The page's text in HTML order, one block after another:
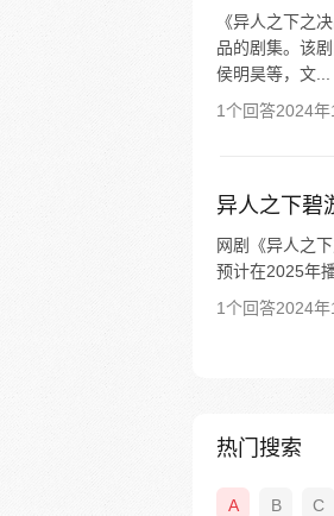
《异人之下之
品的剧集。该
侯明昊等，文...
1个回答2024
异人之下碧
网剧《异人之
预计在2025年
1个回答2024
热门搜索
A B C